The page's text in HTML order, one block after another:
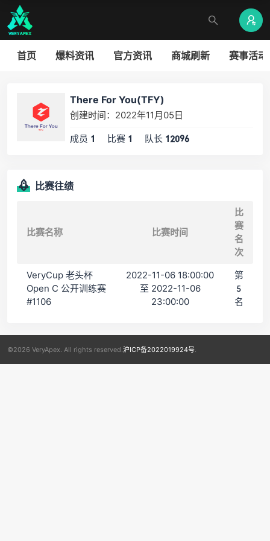
首页 爆料资讯 官方资讯 商城刷新 赛事活动
There For You(TFY)
创建时间：2022年11月05日
成员 1 比赛 1 队长 12096
比赛往绩
比赛名称 比赛时间
比
赛
名
次
VeryCup 老头杯
Open C 公开训练赛
#1106
2022-11-06 18:00:00
至 2022-11-06
23:00:00
第
5
名
©2026 VeryApex. All rights reserved. 沪ICP备2022019924号